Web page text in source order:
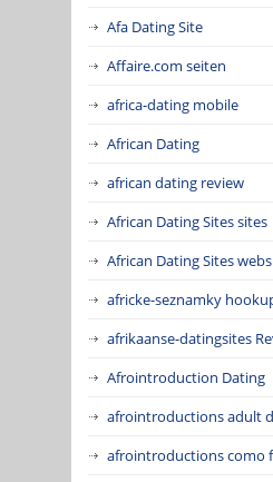
Afa Dating Site
Affaire.com seiten
africa-dating mobile
African Dating
african dating review
African Dating Sites sites
African Dating Sites
africke-seznamky
afrikaanse-datingsites
Afrointroduction Dating
afrointroductions adult
afrointroductions como